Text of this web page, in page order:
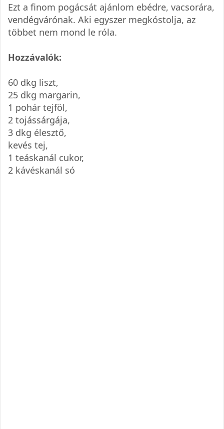
Ezt a finom pogácsát ajánlom ebédre, vacsorára,
vendégvárónak. Aki egyszer megkóstolja, az
többet nem mond le róla.
Hozzávalók:
60 dkg liszt,
25 dkg margarin,
1 pohár tejföl,
2 tojássárgája,
3 dkg élesztő,
kevés tej,
1 teáskanál cukor,
2 kávéskanál só